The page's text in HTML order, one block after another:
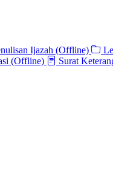
Ijazah (Offline)
(Offline)
Surat